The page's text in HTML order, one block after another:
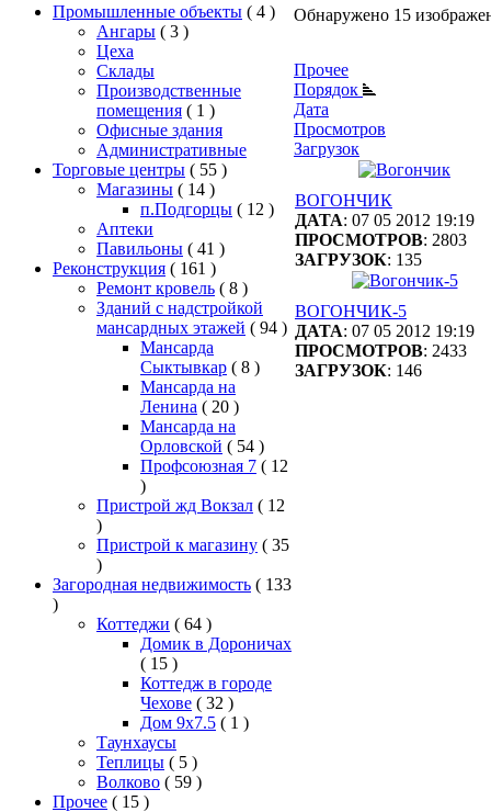
Промышленные объекты ( 4 )
Ангары ( 3 )
Цеха
Склады
Производственные
помещения ( 1 )
Офисные здания
Административные
Торговые центры ( 55 )
Магазины ( 14 )
п.Подгорцы ( 12 )
Аптеки
Павильоны ( 41 )
Реконструкция ( 161 )
Ремонт кровель ( 8 )
Зданий с надстройкой
мансардных этажей ( 94 )
Мансарда
Сыктывкар ( 8 )
Мансарда на
Ленина ( 20 )
Мансарда на
Орловской ( 54 )
Профсоюзная 7 ( 12
)
Пристрой жд Вокзал ( 12
)
Пристрой к магазину ( 35
)
Загородная недвижимость ( 133
)
Коттеджи ( 64 )
Домик в Дороничах
( 15 )
Коттедж в городе
Чехове ( 32 )
Дом 9x7.5 ( 1 )
Таунхаусы
Теплицы ( 5 )
Волково ( 59 )
Прочее ( 15 )
Обнаружено 15
Прочее
Порядок
Дата
Просмотров
Загрузок
ВОГОНЧИК
ДАТА: 07 05 2012 19:19
ПРОСМОТРОВ: 2803
ЗАГРУЗОК: 135
ВОГОНЧИК-5
ДАТА: 07 05 2012 19:19
ПРОСМОТРОВ: 2433
ЗАГРУЗОК: 146